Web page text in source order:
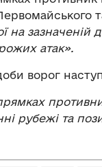
на зазначеній
атак».
ворог
рубежі та